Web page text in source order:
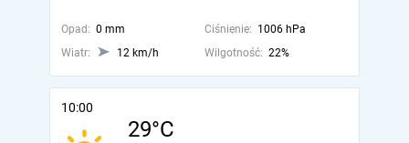
Opad: 0 mm Ciśnienie: 1006 hPa
Wiatr:
12 km/h Wilgotność: 22%
10:00
29°C